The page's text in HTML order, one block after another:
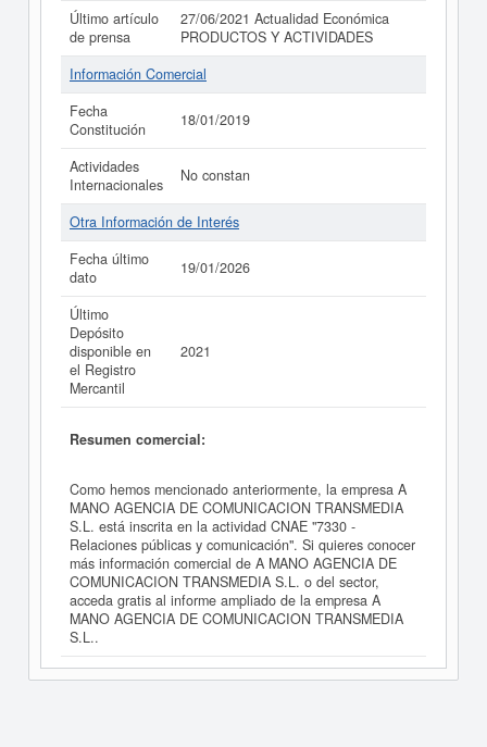
Último artículo
de prensa
27/06/2021 Actualidad Económica
PRODUCTOS Y ACTIVIDADES
Información Comercial
Fecha
Constitución
18/01/2019
Actividades
Internacionales
No constan
Otra Información de Interés
Fecha último
dato
19/01/2026
Último
Depósito
disponible en
el Registro
Mercantil
2021
Resumen comercial:
Como hemos mencionado anteriormente, la empresa A
MANO AGENCIA DE COMUNICACION TRANSMEDIA
S.L. está inscrita en la actividad CNAE "7330 -
Relaciones públicas y comunicación". Si quieres conocer
más información comercial de A MANO AGENCIA DE
COMUNICACION TRANSMEDIA S.L. o del sector,
acceda gratis al informe ampliado de la empresa A
MANO AGENCIA DE COMUNICACION TRANSMEDIA
S.L..